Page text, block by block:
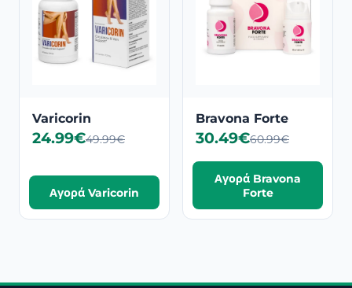
Varicorin
24.99€49.99€
Αγορά Varicorin
Bravona Forte
30.49€60.99€
Αγορά Bravona
Forte